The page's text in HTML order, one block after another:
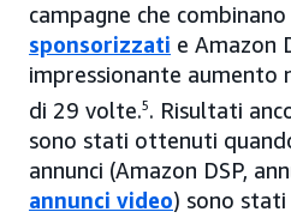
campagne che combinano
sponsorizzati e Amazon
impressionante aumento
di 29 volte.5. Risultati
sono stati ottenuti
annunci (Amazon DSP,
annunci video) sono